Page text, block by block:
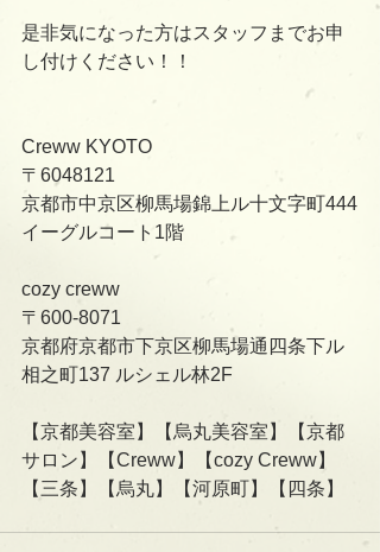
是非気になった方はスタッフまでお申
し付けください！！
Creww KYOTO
〒6048121
京都市中京区柳馬場錦上ル十文字町444
イーグルコート1階
cozy creww
〒600-8071
京都府京都市下京区柳馬場通四条下ル
相之町137 ルシェル林2F
【京都美容室】【烏丸美容室】【京都
サロン】【Creww】【cozy Creww】
【三条】【烏丸】【河原町】【四条】